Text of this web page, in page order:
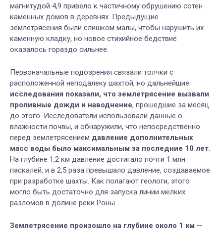
магнитудой 4,9 привело к частичному обрушению сотен
каменных домов в деревнях. Предыдущие
землетрясения были слишком малы, чтобы нарушить их
каменную кладку, но новое стихийное бедствие
оказалось гораздо сильнее.
Первоначальные подозрения связали толчки с
расположенной неподалеку шахтой, но дальнейшие
исследования показали, что землетрясение вызвали
проливные дожди и наводнение, прошедшие за месяц
до этого. Исследователи использовали данные о
влажности почвы, и обнаружили, что непосредственно
перед землетрясением давление дополнительных
масс воды было максимальным за последние 10 лет.
На глубине 1,2 км давление достигало почти 1 млн
паскалей, и в 2,5 раза превышало давление, создаваемое
при разработке шахты. Как полагают геологи, этого
могло быть достаточно для запуска линии мелких
разломов в долине реки Роны.
Землетрясение произошло на глубине около 1 км —